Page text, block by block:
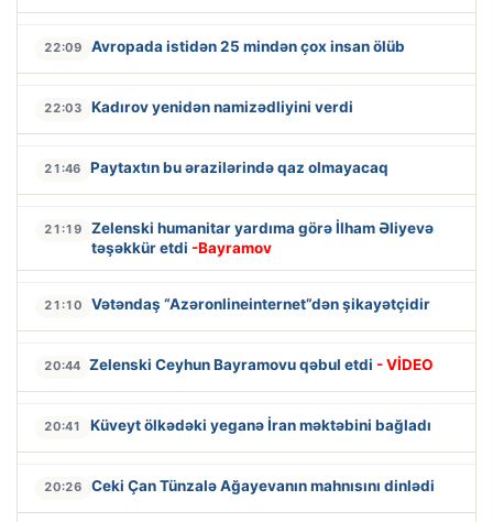
22:09 Avropada istidən 25 mindən çox insan ölüb
22:03 Kadırov yenidən namizədliyini verdi
21:46 Paytaxtın bu ərazilərində qaz olmayacaq
21:19
Zelenski humanitar yardıma görə İlham Əliyevə
təşəkkür etdi -Bayramov
21:10 Vətəndaş “Azəronlineinternet”dən şikayətçidir
20:44 Zelenski Ceyhun Bayramovu qəbul etdi - VİDEO
20:41 Küveyt ölkədəki yeganə İran məktəbini bağladı
20:26 Ceki Çan Tünzalə Ağayevanın mahnısını dinlədi